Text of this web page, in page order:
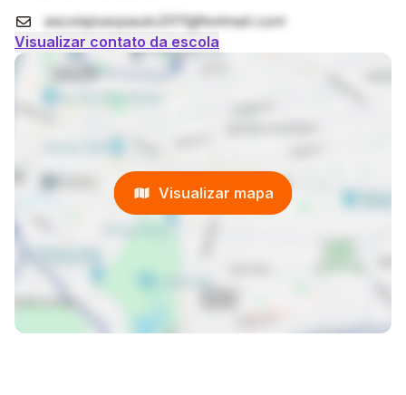
escolajoaopaulo2011@hotmail.com
Visualizar contato da escola
Visualizar mapa